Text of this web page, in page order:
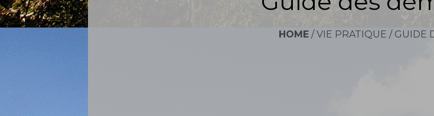
HOME /VIE PRATIQUE / GUIDE